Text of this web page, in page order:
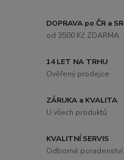
DOPRAVA po ČR a SR
od 3500 Kč ZDARMA
14 LET NA TRHU
Ověřený prodejce
ZÁRUKA a KVALITA
U všech produktů
KVALITNÍ SERVIS
Odborné poradenství